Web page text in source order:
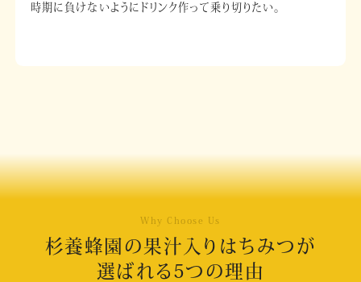
時期に負けないようにドリンク作って乗り切りたい。
Why Choose Us
杉養蜂園の果汁入りはちみつが
選ばれる5つの理由